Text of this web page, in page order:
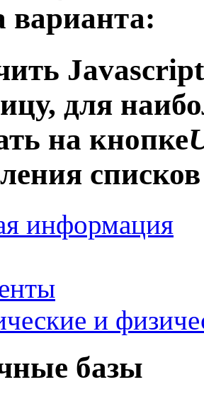
варианта:
Javascript
для
на кнопке
информация
и
базы